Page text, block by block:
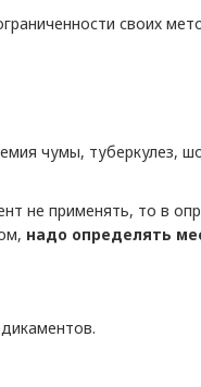
своих
чумы, туберкулез,
не применять, то в
надо определять